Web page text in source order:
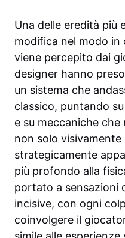
Una delle eredità più
modifica nel modo
viene percepito dai
designer hanno
un sistema che
classico, puntando
e su meccaniche
non solo
strategicamente
più profondo alla
portato a sensazioni
incisive, con ogni
coinvolgere il